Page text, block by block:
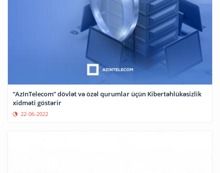
“AzInTelecom” dövlət və özəl qurumlar üçün Kibertəhlükəsizlik
xidməti göstərir
22-06-2022